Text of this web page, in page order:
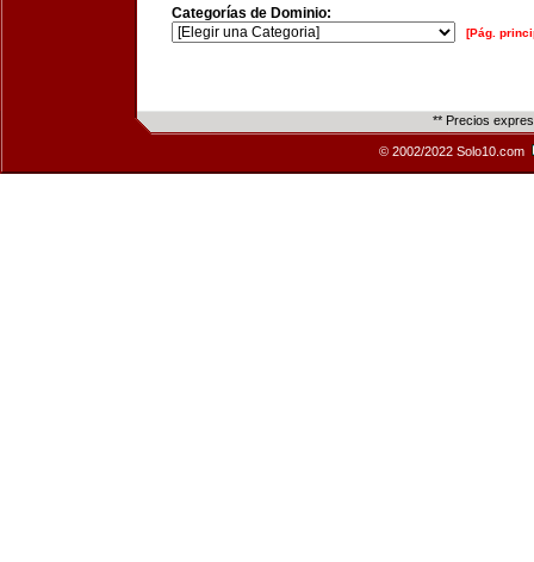
Categorías de Dominio:
[Pág.
** Precios
© 2002/2022 Solo10.com